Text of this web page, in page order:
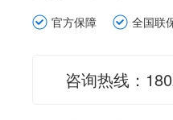
官方保障 全国联
咨询热线：